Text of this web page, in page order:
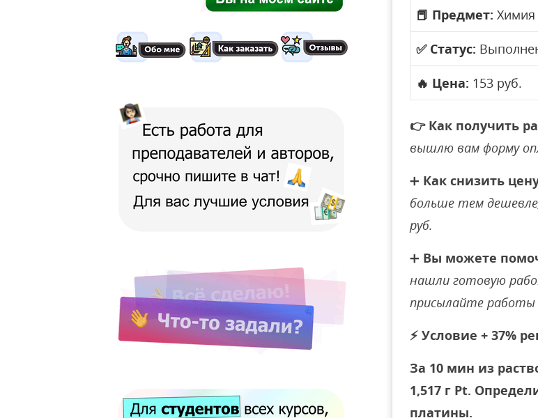
📕 Предмет: Химия
✅ Статус:
🔥 Цена: 153 руб.
👉 Как получить
вышлю вам форму
➕ Как снизить
больше тем
руб.
➕ Вы можете
нашли готовую
присылайте работы
⚡ Условие + 37%
За 10 мин из
1,517 г Pt.
платины.